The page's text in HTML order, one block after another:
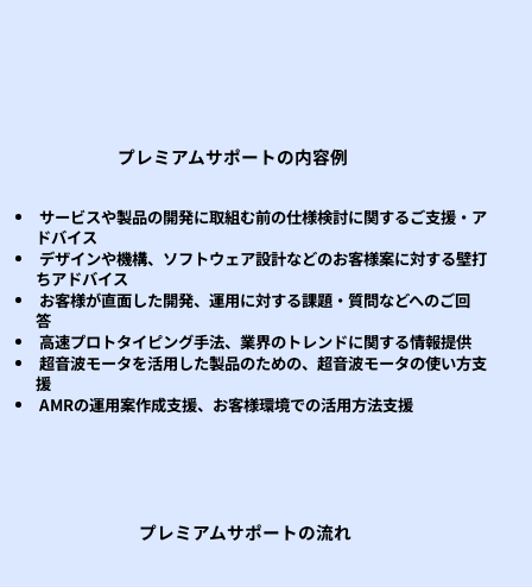
プレミアムサポートの内容例
サービスや製品の開発に取組む前の仕様検討に関するご支援・ア
ドバイス
デザインや機構、ソフトウェア設計などのお客様案に対する壁打
ちアドバイス
お客様が直面した開発、運用に対する課題・質問などへのご回
答
高速プロトタイピング手法、業界のトレンドに関する情報提供
超音波モータを活用した製品のための、超音波モータの使い方支
援
AMRの運用案作成支援、お客様環境での活用方法支援
プレミアムサポートの流れ